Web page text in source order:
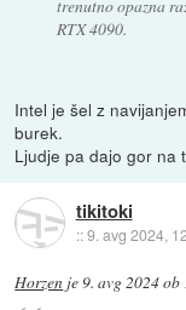
trenutno opazna
RTX 4090.
Intel je šel z
burek.
Ljudje pa dajo gor na
tikitoki
::9. avg 2024,
Horzen je9. avg 2024 ob